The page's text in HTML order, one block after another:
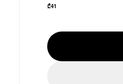
₾41